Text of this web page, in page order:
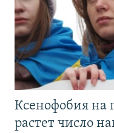
Ксенофобия на
растет число